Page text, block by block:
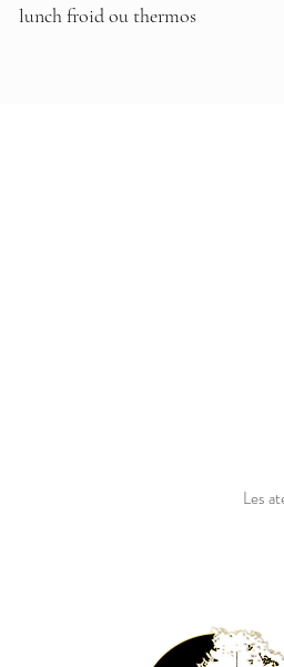
lunch froid ou thermos
Les ateliers sont